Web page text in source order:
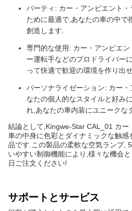
パーティ: カー・アンビエント
ために最適で,あなたの車の中で
創造します.
専門的な使用: カー・アンビエ
ー運転手などのプロドライバー
って快適で歓迎の環境を作り出せ
パーソナライゼーション: カー
なたの個人的なスタイルと好み
れ,あなたの車内装にユニークな
結論として,Kingwe-Star CAL_01 カー
車の中身に色彩とダイナミックな触
品です.この製品の柔軟な空気ランプ,
いやすい制御機能により,様々な機会
日ご注文ください!
サポートとサービス